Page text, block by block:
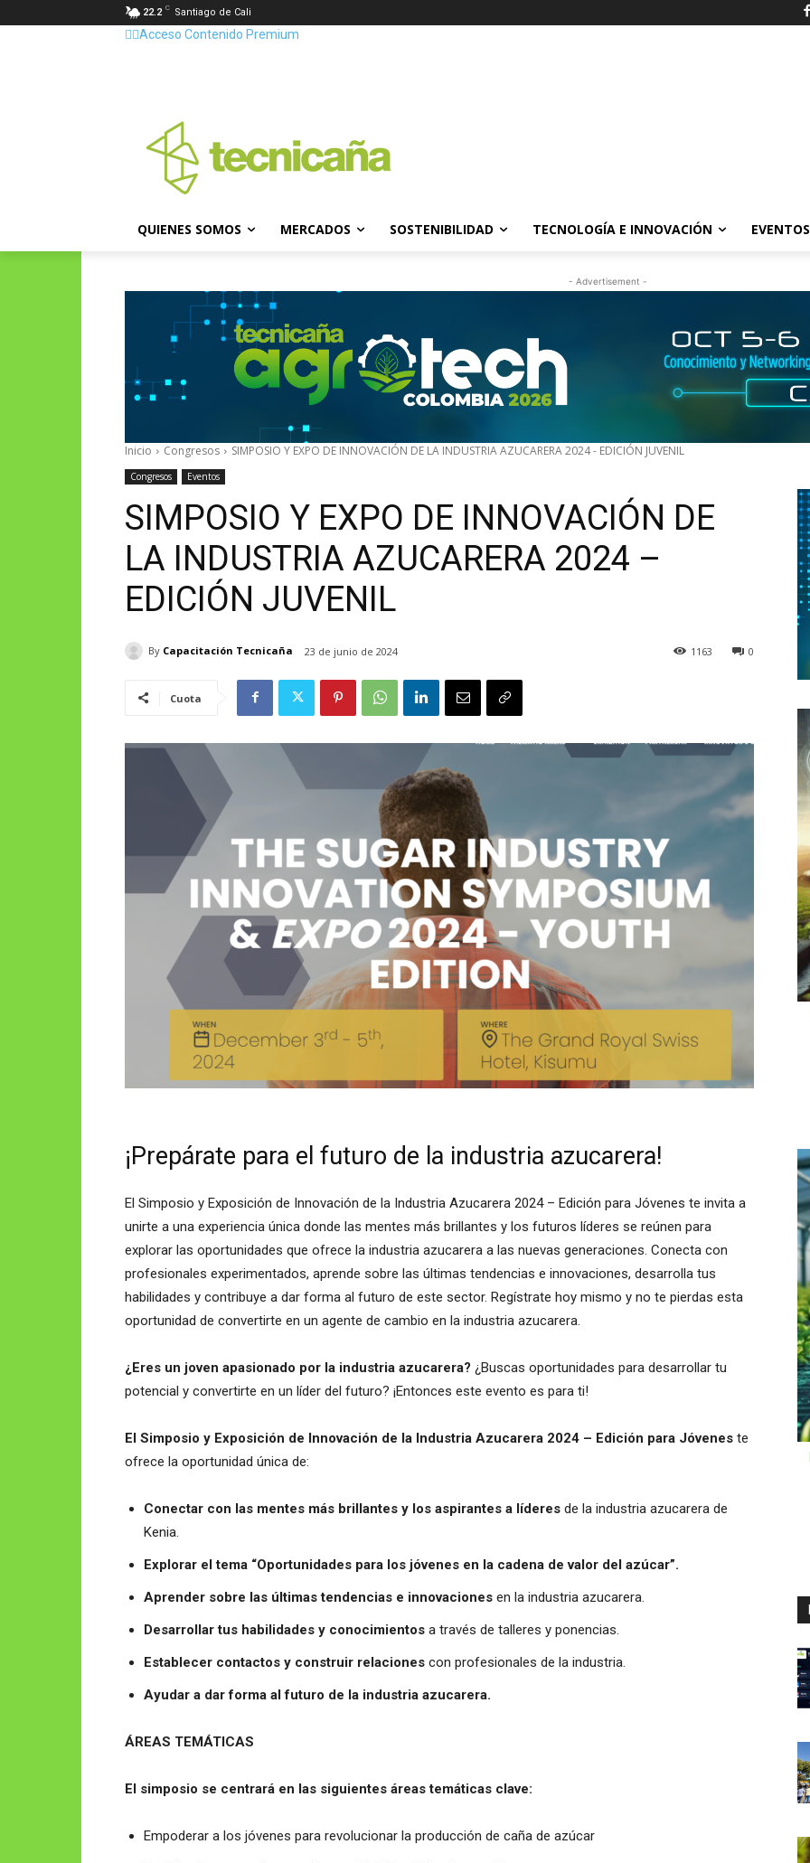
22.2 C Santiago de Cali
👷‍♂️Acceso Contenido Premium
QUIENES SOMOS MERCADOS SOSTENIBILIDAD TECNOLOGÍA E INNOVACIÓN EVENTOS
- Advertisement -
Inicio Congresos SIMPOSIO Y EXPO DE INNOVACIÓN DE LA INDUSTRIA AZUCARERA 2024 - EDICIÓN JUVENIL
Congresos Eventos
SIMPOSIO Y EXPO DE INNOVACIÓN DE
LA INDUSTRIA AZUCARERA 2024 –
EDICIÓN JUVENIL
By Capacitación Tecnicaña 23 de junio de 2024 0
1163
Cuota
¡Prepárate para el futuro de la industria azucarera!
El Simposio y Exposición de Innovación de la Industria Azucarera 2024 – Edición para Jóvenes te invita a
unirte a una experiencia única donde las mentes más brillantes y los futuros líderes se reúnen para
explorar las oportunidades que ofrece la industria azucarera a las nuevas generaciones. Conecta con
profesionales experimentados, aprende sobre las últimas tendencias e innovaciones, desarrolla tus
habilidades y contribuye a dar forma al futuro de este sector. Regístrate hoy mismo y no te pierdas esta
oportunidad de convertirte en un agente de cambio en la industria azucarera.
¿Eres un joven apasionado por la industria azucarera? ¿Buscas oportunidades para desarrollar tu
potencial y convertirte en un líder del futuro? ¡Entonces este evento es para ti!
El Simposio y Exposición de Innovación de la Industria Azucarera 2024 – Edición para Jóvenes te
ofrece la oportunidad única de:
Conectar con las mentes más brillantes y los aspirantes a líderes de la industria azucarera de
Kenia.
Explorar el tema “Oportunidades para los jóvenes en la cadena de valor del azúcar”.
Aprender sobre las últimas tendencias e innovaciones en la industria azucarera.
Desarrollar tus habilidades y conocimientos a través de talleres y ponencias.
Establecer contactos y construir relaciones con profesionales de la industria.
Ayudar a dar forma al futuro de la industria azucarera.
ÁREAS TEMÁTICAS
El simposio se centrará en las siguientes áreas temáticas clave:
Empoderar a los jóvenes para revolucionar la producción de caña de azúcar